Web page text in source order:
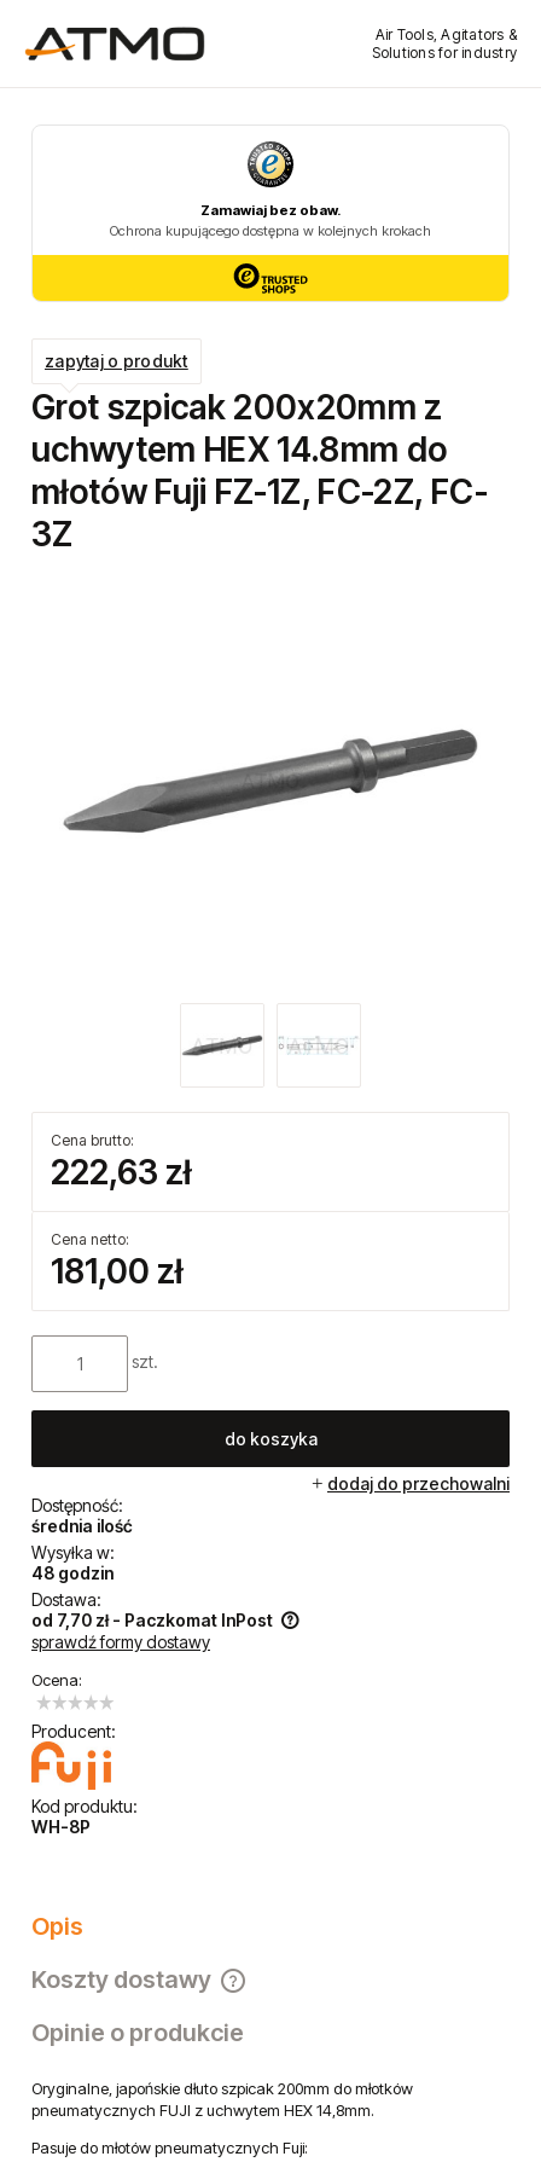
Air Tools, Agitators &
Solutions for industry
Grot szpicak 200x20mm z
uchwytem HEX 14.8mm do
młotów Fuji FZ-1Z, FC-2Z, FC-
3Z
Cena brutto:
222,63 zł
Cena netto:
181,00 zł
szt.
do koszyka
dodaj do przechowalni
Dostępność:
średnia ilość
Wysyłka w:
48 godzin
Dostawa:
od 7,70 zł - Paczkomat InPost
Cena nie zawiera ewentualnych kosztów płatności
sprawdź formy dostawy
Ocena:
Producent:
Kod produktu:
WH-8P
zapytaj o produkt
Opis
Koszty dostawy
Cena nie zawiera ewentualnych kosztów płatności
Opinie o produkcie
Oryginalne, japońskie dłuto szpicak 200mm do młotków
pneumatycznych FUJI z uchwytem HEX 14,8mm.
Pasuje do młotów pneumatycznych Fuji: